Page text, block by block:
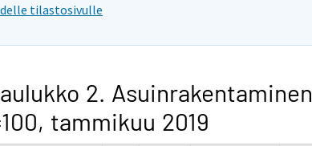
tilastosivulle
2. Asuinrakentaminen
tammikuu 2019